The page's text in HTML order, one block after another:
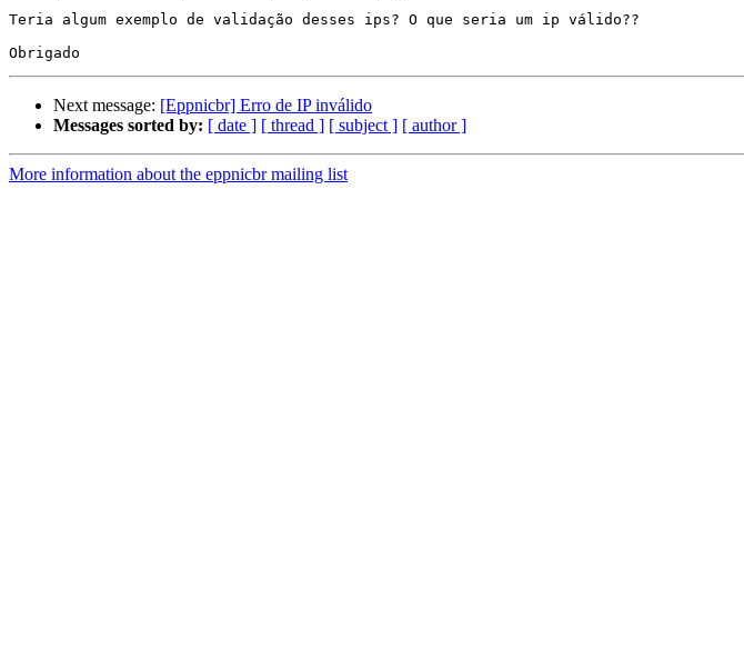
Teria algum exemplo de validação desses ips? O que seria um ip válido??
Next message: [Eppnicbr] Erro de IP inválido
Messages sorted by: [ date ] [ thread ] [ subject ] [ author ]
More information about the eppnicbr mailing list